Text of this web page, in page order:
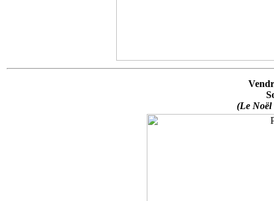
(Le